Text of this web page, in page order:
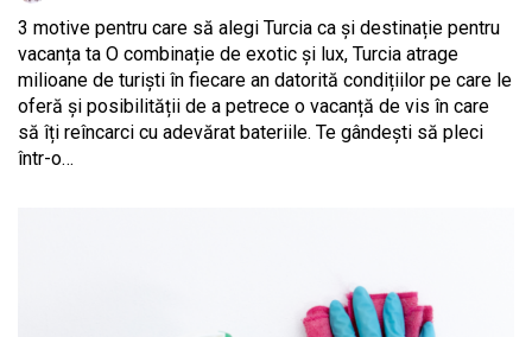
3 motive pentru care să alegi Turcia ca și destinație pentru
vacanța ta O combinație de exotic și lux, Turcia atrage
milioane de turiști în fiecare an datorită condițiilor pe care le
oferă și posibilității de a petrece o vacanță de vis în care
să îți reîncarci cu adevărat bateriile. Te gândești să pleci
într-o…